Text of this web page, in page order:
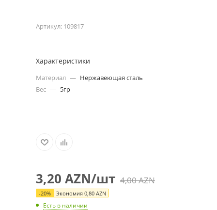
Артикул: 109817
Характеристики
Материал — Нержавеющая сталь
Вес — 5гр
3,20 AZN/шт 4,00AZN
-20% Экономия 0,80 AZN
Есть в наличии